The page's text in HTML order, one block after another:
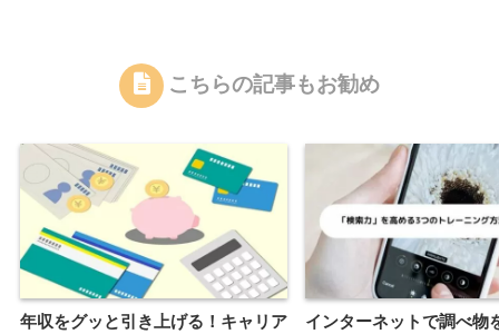
こちらの記事もお勧め
年収をグッと引き上げる！キャリア
インターネットで調べ物